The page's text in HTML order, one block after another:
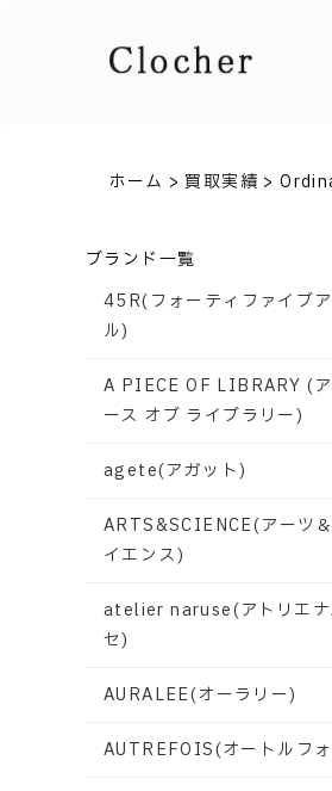
ホーム >買取実績 >
ブランド一覧
45R(フォーティファイブ
ル)
A PIECE OF LIBRARY (
ース オブ ライブラリー)
agete(アガット)
ARTS&SCIENCE(アーツ
イエンス)
atelier naruse(アトリエナ
セ)
AURALEE(オーラリー)
AUTREFOIS(オートルフ